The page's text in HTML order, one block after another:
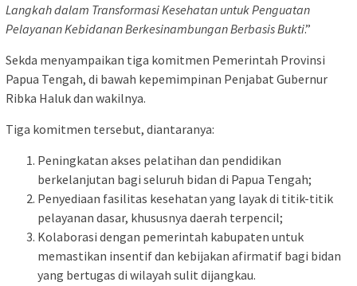
Langkah dalam Transformasi Kesehatan untuk Penguatan
Pelayanan Kebidanan Berkesinambungan Berbasis Bukti.”
Sekda menyampaikan tiga komitmen Pemerintah Provinsi
Papua Tengah, di bawah kepemimpinan Penjabat Gubernur
Ribka Haluk dan wakilnya.
Tiga komitmen tersebut, diantaranya:
Peningkatan akses pelatihan dan pendidikan
berkelanjutan bagi seluruh bidan di Papua Tengah;
Penyediaan fasilitas kesehatan yang layak di titik-titik
pelayanan dasar, khususnya daerah terpencil;
Kolaborasi dengan pemerintah kabupaten untuk
memastikan insentif dan kebijakan afirmatif bagi bidan
yang bertugas di wilayah sulit dijangkau.